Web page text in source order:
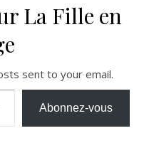
La Fille en
sent to your email.
Abonnez-vous